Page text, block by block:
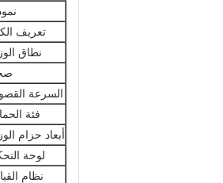
تعريف
نطاق
السرعة
فئة
أبعاد حزام
لوحة
نظام